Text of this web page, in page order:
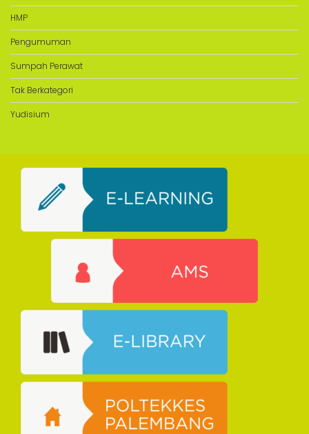
HMP
Pengumuman
Sumpah Perawat
Tak Berkategori
Yudisium